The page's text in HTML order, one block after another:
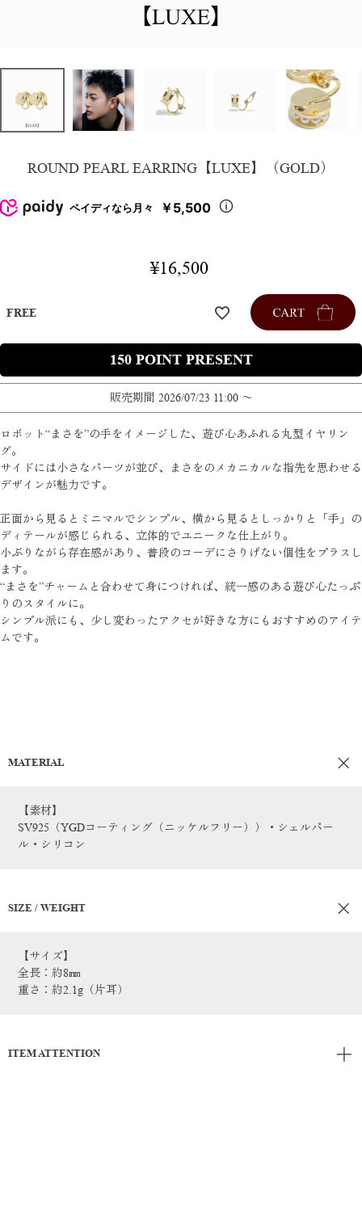
ROUND PEARL EARRING【LUXE】（GOLD）
ペイディなら月々 ￥5,500
¥16,500
FREE
150
販売期間 2026/07/23 11:00 〜
ロボット“まさを”の手をイメージした、遊び心あふれる丸型イヤリン
グ。
サイドには小さなパーツが並び、まさをのメカニカルな指先を思わせる
デザインが魅力です。
正面から見るとミニマルでシンプル、横から見るとしっかりと「手」の
ディテールが感じられる、立体的でユニークな仕上がり。
小ぶりながら存在感があり、普段のコーデにさりげない個性をプラスし
ます。
“まさを”チャームと合わせて身につければ、統一感のある遊び心たっぷ
りのスタイルに。
シンプル派にも、少し変わったアクセが好きな方にもおすすめのアイテ
ムです。
MATERIAL
【素材】
SV925（YGDコーティング（ニッケルフリー））・シェルパー
ル・シリコン
SIZE / WEIGHT
【サイズ】
全長：約8㎜
重さ：約2.1g（片耳）
ITEM ATTENTION